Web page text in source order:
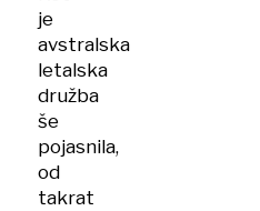
je
avstralska
letalska
družba
še
pojasnila,
od
takrat